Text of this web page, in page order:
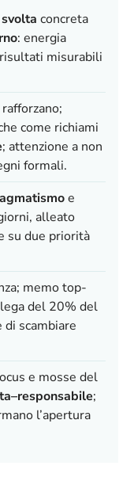
svolta concreta
: energia
misurabili
come richiami
; attenzione a non
formali.
e
alleato
su due priorità
memo top-
del 20% del
scambiare
e mosse del
;
l’apertura